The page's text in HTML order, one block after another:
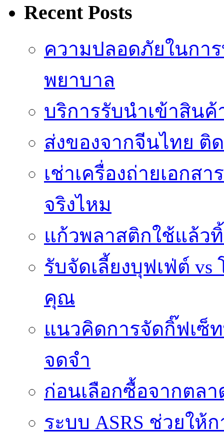
Recent Posts
ความปลอดภัยในกา
พยาบาล
บริการรับนำเข้าสิน
ส่งของจากจีนไทย ติ
เช่าเครื่องถ่ายเอกส
จริงไหม
แก้วพลาสติกใช้แล้ว
รับจัดเลี้ยงบุฟเฟ่ต์
คุณ
แนวคิดการจัดกิ๊ฟเซ็
จดจำ
ก่อนเลือกซื้อจากตล
ระบบ ASRS ช่วยให้